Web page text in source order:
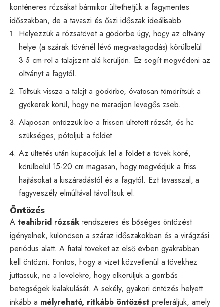
konténeres rózsákat bármikor ültethetjük a fagymentes
időszakban, de a tavaszi és őszi időszak ideálisabb.
Helyezzük a rózsatövet a gödörbe úgy, hogy az oltvány
helye (a szárak tövénél lévő megvastagodás) körülbelül
3-5 cm-rel a talajszint alá kerüljön. Ez segít megvédeni az
oltványt a fagytól.
Töltsük vissza a talajt a gödörbe, óvatosan tömörítsük a
gyökerek körül, hogy ne maradjon levegős zseb.
Alaposan öntözzük be a frissen ültetett rózsát, és ha
szükséges, pótoljuk a földet.
Az ültetés után kupacoljuk fel a földet a tövek köré,
körülbelül 15-20 cm magasan, hogy megvédjük a friss
hajtásokat a kiszáradástól és a fagytól. Ezt tavasszal, a
fagyveszély elmúltával távolítsuk el.
Öntözés
A teahibrid rózsák rendszeres és bőséges öntözést
igényelnek, különösen a száraz időszakokban és a virágzási
periódus alatt. A fiatal töveket az első évben gyakrabban
kell öntözni. Fontos, hogy a vizet közvetlenül a tövekhez
juttassuk, ne a levelekre, hogy elkerüljük a gombás
betegségek kialakulását. A sekély, gyakori öntözés helyett
inkább a mélyreható, ritkább öntözést preferáljuk, amely